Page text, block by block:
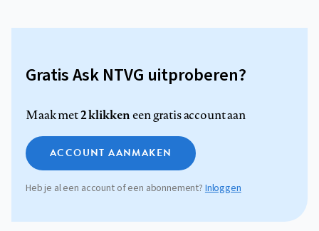
Gratis Ask NTVG uitproberen?
Maak met2 klikkeneen gratis account aan
ACCOUNT AANMAKEN
Heb je al een account of een abonnement?Inloggen